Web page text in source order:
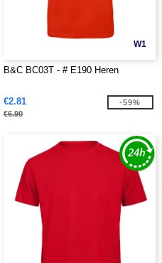
W1
B&C BC03T - # E190 Heren
€2.81
€6.90
-59%